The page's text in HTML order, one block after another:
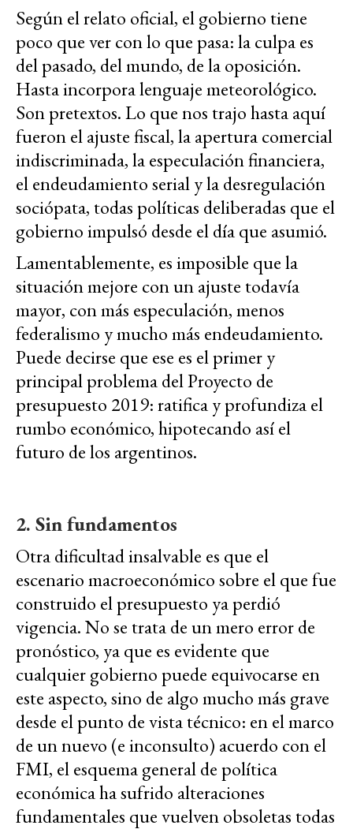
Según el relato oficial, el gobierno tiene
poco que ver con lo que pasa: la culpa es
del pasado, del mundo, de la oposición.
Hasta incorpora lenguaje meteorológico.
Son pretextos. Lo que nos trajo hasta aquí
fueron el ajuste fiscal, la apertura comercial
indiscriminada, la especulación financiera,
el endeudamiento serial y la desregulación
sociópata, todas políticas deliberadas que el
gobierno impulsó desde el día que asumió.
Lamentablemente, es imposible que la
situación mejore con un ajuste todavía
mayor, con más especulación, menos
federalismo y mucho más endeudamiento.
Puede decirse que ese es el primer y
principal problema del Proyecto de
presupuesto 2019: ratifica y profundiza el
rumbo económico, hipotecando así el
futuro de los argentinos.
2. Sin fundamentos
Otra dificultad insalvable es que el
escenario macroeconómico sobre el que fue
construido el presupuesto ya perdió
vigencia. No se trata de un mero error de
pronóstico, ya que es evidente que
cualquier gobierno puede equivocarse en
este aspecto, sino de algo mucho más grave
desde el punto de vista técnico: en el marco
de un nuevo (e inconsulto) acuerdo con el
FMI, el esquema general de política
económica ha sufrido alteraciones
fundamentales que vuelven obsoletas todas